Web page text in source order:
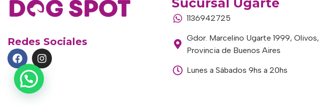
Redes Sociales
Sucursal Ugarte
1136942725
Gdor. Marcelino Ugarte 1999, Olivos,
Provincia de Buenos Aires
Lunes a Sábados 9hs a 20hs